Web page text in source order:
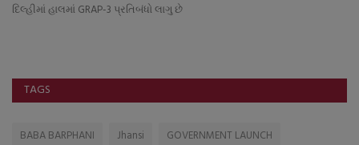
દિલ્હીમાં હાલમાં GRAP-3 પ્રતિબંધો લાગુ છે
TAGS
BABA BARPHANI Jhansi
GOVERNMENT LAUNCH